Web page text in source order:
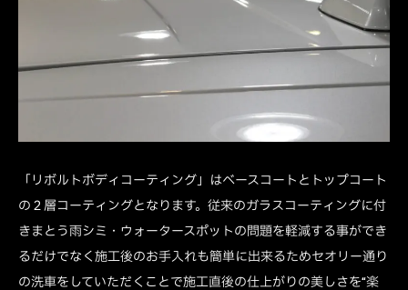
「リボルトボディコーティング」はベースコートとトップコート
の２層コーティングとなります。従来のガラスコーティングに付
きまとう雨シミ・ウォータースポットの問題を軽減する事ができ
るだけでなく施工後のお手入れも簡単に出来るためセオリー通り
の洗車をしていただくことで施工直後の仕上がりの美しさを“楽